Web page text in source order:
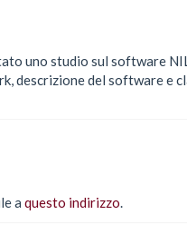
uno studio sul software
del software e
a questo indirizzo